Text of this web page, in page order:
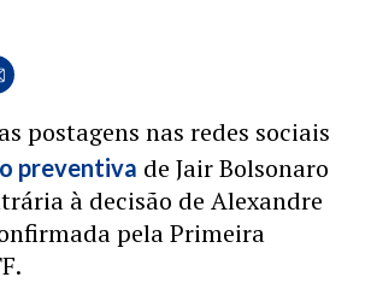
postagens nas redes sociais
preventiva de Jair Bolsonaro
à decisão de Alexandre
pela Primeira